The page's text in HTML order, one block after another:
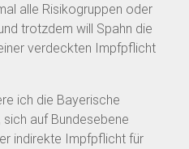
alle Risikogruppen oder
trotzdem will Spahn die
verdeckten Impfpflicht
ich die Bayerische
auf Bundesebene
indirekte Impfpflicht für